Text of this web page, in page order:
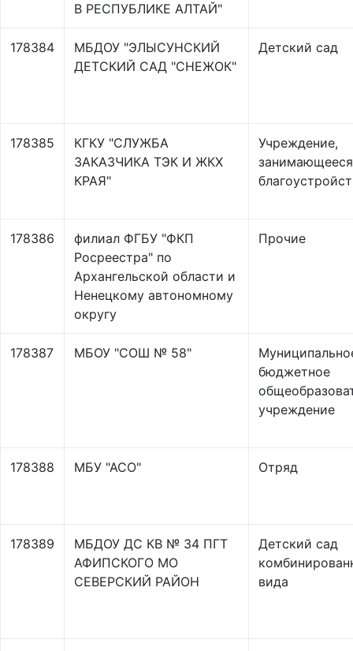
В РЕСПУБЛИКЕ АЛТАЙ"
178384
МБДОУ "ЭЛЫСУНСКИЙ
ДЕТСКИЙ САД "СНЕЖОК"
Детский сад
178385
КГКУ "СЛУЖБА
ЗАКАЗЧИКА ТЭК И ЖКХ
КРАЯ"
Учреждение,
занимающееся
178386
филиал ФГБУ "ФКП
Росреестра" по
Архангельской области и
Ненецкому автономному
округу
Прочие
178387 МБОУ "СОШ № 58"
бюджетное
учреждение
178388 МБУ "АСО" Отряд
178389
МБДОУ ДС КВ № 34 ПГТ
АФИПСКОГО МО
СЕВЕРСКИЙ РАЙОН
Детский сад
вида